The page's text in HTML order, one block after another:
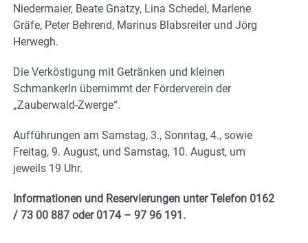
Niedermaier, Beate Gnatzy, Lina Schedel, Marlene
Gräfe, Peter Behrend, Marinus Blabsreiter und Jörg
Herwegh.
Die Verköstigung mit Getränken und kleinen
Schmankerln übernimmt der Förderverein der
„Zauberwald-Zwerge“.
Aufführungen am Samstag, 3., Sonntag, 4., sowie
Freitag, 9. August, und Samstag, 10. August, um
jeweils 19 Uhr.
Informationen und Reservierungen unter Telefon 0162
/ 73 00 887 oder 0174 – 97 96 191.